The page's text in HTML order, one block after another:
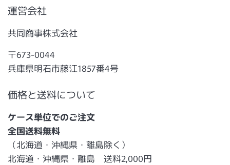
運営会社
共同商事株式会社
〒673-0044
兵庫県明石市藤江1857番4号
価格と送料について
ケース単位でのご注文
全国送料無料
（北海道・沖縄県・離島除く）
北海道・沖縄県・離島 送料2,000円